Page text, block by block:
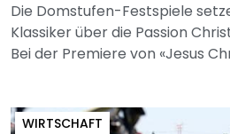
Die Domstufen-Festspiele
Klassiker über die Passion
Bei der Premiere von «Jesus
WIRTSCHAFT